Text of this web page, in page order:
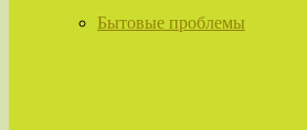
Бытовые проблемы